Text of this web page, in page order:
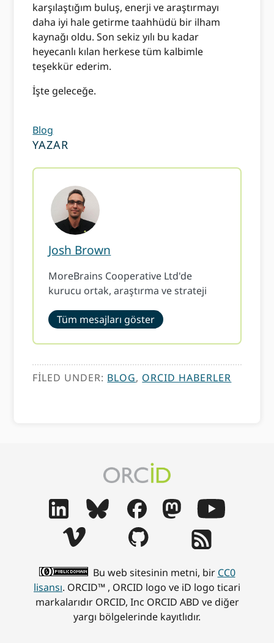
karşılaştığım buluş, enerji ve araştırmayı
daha iyi hale getirme taahhüdü bir ilham
kaynağı oldu. Son sekiz yılı bu kadar
heyecanlı kılan herkese tüm kalbimle
teşekkür ederim.
İşte geleceğe.
Blog
YAZAR
Josh Brown
MoreBrains Cooperative Ltd'de
kurucu ortak, araştırma ve strateji
Tüm mesajları göster
FILED UNDER: BLOG, ORCID HABERLER
Bu web sitesinin metni, bir CC0
lisansı. ORCID™ , ORCID logo ve iD logo ticari
markalarıdır ORCID, Inc ORCID ABD ve diğer
yargı bölgelerinde kayıtlıdır.